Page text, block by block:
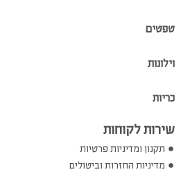
טפטים
וילונות
כריות
שירות לקוחות
תקנון ומדיניות פרטיות
מדיניות החזרות וביטולים